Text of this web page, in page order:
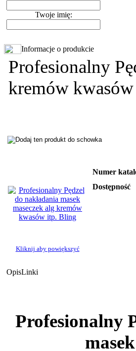
Twoje imię:
Informacje o produkcie
Profesionalny
kremów
Kliknij aby powiększyć
Numer
Dostępność
OpisLinki
Profesionalny